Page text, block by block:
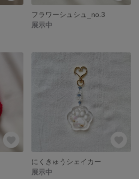
フラワーシュシュ_no.3
展示中
にくきゅうシェイカー
展示中